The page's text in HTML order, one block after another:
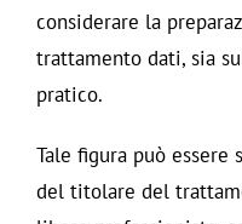
considerare la
trattamento dati, sia
pratico.
Tale figura può
del titolare del